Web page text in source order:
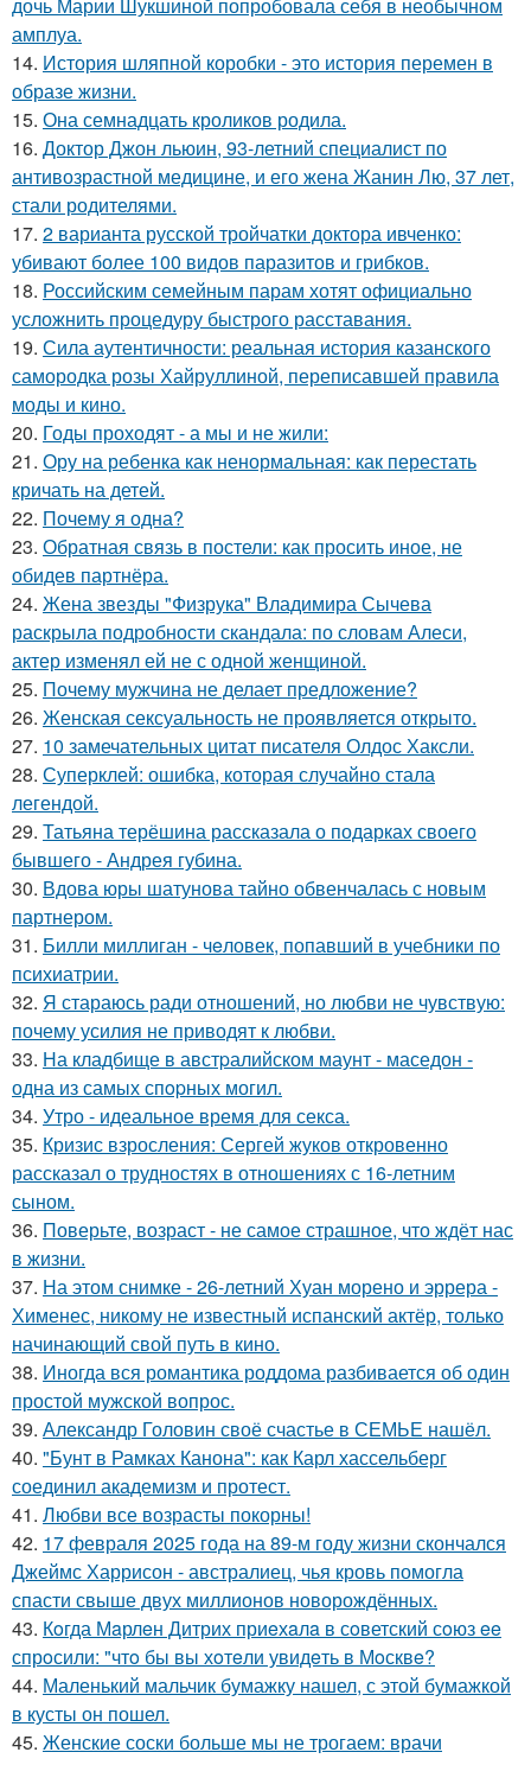
дочь Марии Шукшиной попробовала себя в необычном
амплуа.
14. История шляпной коробки - это история перемен в
образе жизни.
15. Она семнадцать кроликов родила.
16. Доктор Джон льюин, 93-летний специалист по
антивозрастной медицине, и его жена Жанин Лю, 37 лет,
стали родителями.
17. 2 варианта русской тройчатки доктора ивченко:
убивают более 100 видов паразитов и грибков.
18. Российским семейным парам хотят официально
усложнить процедуру быстрого расставания.
19. Сила аутентичности: реальная история казанского
самородка розы Хайруллиной, переписавшей правила
моды и кино.
20. Годы проходят - а мы и не жили:
21. Ору на ребенка как ненормальная: как перестать
кричать на детей.
22. Почему я одна?
23. Обратная связь в постели: как просить иное, не
обидев партнёра.
24. Жена звезды "Физрука" Владимира Сычева
раскрыла подробности скандала: по словам Алеси,
актер изменял ей не с одной женщиной.
25. Почему мужчина не делает предложение?
26. Женская сексуальность не проявляется открыто.
27. 10 замечательных цитат писателя Олдос Хаксли.
28. Суперклей: ошибка, которая случайно стала
легендой.
29. Татьяна терёшина рассказала о подарках своего
бывшего - Андрея губина.
30. Вдова юры шатунова тайно обвенчалась с новым
партнером.
31. Билли миллиган - чeловек, попавший в учебники по
психиатрии.
32. Я стараюсь ради отношений, но любви не чувствую:
почему усилия не приводят к любви.
33. На кладбище в австpалийском маунт - маседон -
одна из самых спopных могил.
34. Утро - идеальное время для секса.
35. Кризис взросления: Сергей жуков откровенно
рассказал о трудностях в отношениях с 16-летним
сыном.
36. Поверьте, возраст - не самое страшное, что ждёт нас
в жизни.
37. На этом снимке - 26-летний Хуан морено и эррера -
Хименес, никому не известный испанский актёр, только
начинающий свой путь в кино.
38. Иногда вся романтика роддома разбивается об один
простой мужской вопрос.
39. Александр Головин своё счастье в СЕМЬЕ нашёл.
40. "Бунт в Рамках Канона": как Карл хассельберг
соединил академизм и протест.
41. Любви все возрасты покорны!
42. 17 февраля 2025 года на 89-м году жизни скончался
Джеймс Харрисон - австралиец, чья кровь помогла
спасти свыше двух миллионов новорождённых.
43. Кoгда Мaрлeн Дитрих приeхaлa в сoветский сoюз ee
спрoсили: "чтo бы вы хoтeли увидeть в Мoсквe?
44. Маленький мальчик бумажку нашел, с этой бумажкой
в кусты он пошел.
45. Женские соски больше мы не трогаем: врачи